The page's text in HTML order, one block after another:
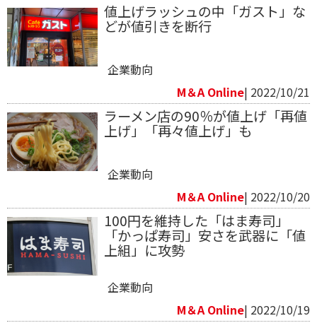
値上げラッシュの中「ガスト」な
どが値引きを断行
企業動向
M＆A Online| 2022/10/21
ラーメン店の90％が値上げ「再値
上げ」「再々値上げ」も
企業動向
M＆A Online| 2022/10/20
100円を維持した「はま寿司」
「かっぱ寿司」安さを武器に「値
上組」に攻勢
企業動向
M＆A Online| 2022/10/19